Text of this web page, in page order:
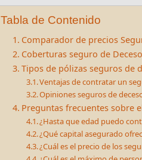
Tabla de Contenido
Comparador de precios
Coberturas seguro de
Tipos de pólizas seguros de
Ventajas de contratar un
Opiniones seguros de
Preguntas frecuentes sobre
¿Hasta que edad puedo
¿Qué capital asegurado
¿Cuál es el precio de los